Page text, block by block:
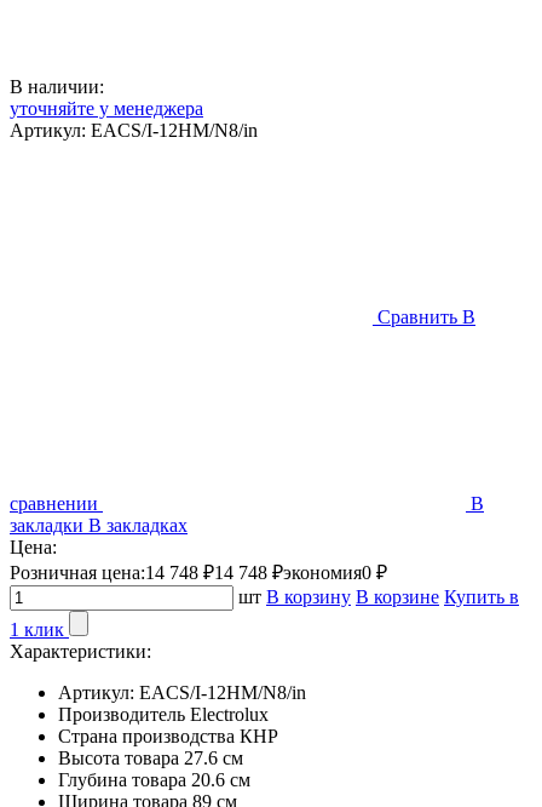
В наличии:
уточняйте у менеджера
Артикул: EACS/I-12HM/N8/in
Сравнить В
сравнении
В
закладки В закладках
Цена:
Розничная цена:14 748 ₽14 748 ₽экономия0 ₽
шт В корзину В корзине Купить в
1 клик
Характеристики:
Артикул: EACS/I-12HM/N8/in
Производитель Electrolux
Страна производства КНР
Высота товара 27.6 см
Глубина товара 20.6 см
Ширина товара 89 см